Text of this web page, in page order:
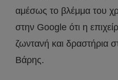
αμέσως το βλέμμα του
στην Google ότι η
ζωντανή και δραστήρια
Βάρης.